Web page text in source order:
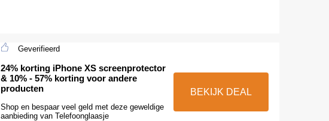
Geverifieerd
24% korting iPhone XS screenprotector
& 10% - 57% korting voor andere
producten
Shop en bespaar veel geld met deze geweldige
aanbieding van Telefoonglaasje
BEKIJK DEAL